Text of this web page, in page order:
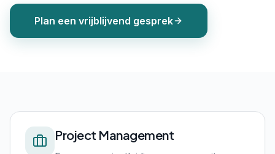
Plan een vrijblijvend gesprek
Project Management